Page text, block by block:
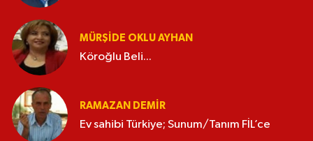
MÜRŞIDE OKLU AYHAN
Köroğlu Beli...
RAMAZAN DEMİR
Ev sahibi Türkiye; Sunum/Tanım FİL’ce